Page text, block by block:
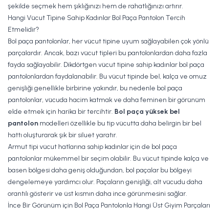
şekilde seçmek hem şıklığınızı hem de rahatlığınızı artırır.
Hangi Vücut Tipine Sahip Kadınlar Bol Paça Pantolon Tercih
Etmelidir?
Bol paça pantolonlar, her vücut tipine uyum sağlayabilen çok yönlü
parçalardır. Ancak, bazı vücut tipleri bu pantolonlardan daha fazla
fayda sağlayabilir. Dikdörtgen vücut tipine sahip kadınlar bol paça
pantolonlardan faydalanabilir. Bu vücut tipinde bel, kalça ve omuz
genişliği genellikle birbirine yakındır, bu nedenle bol paça
pantolonlar, vücuda hacim katmak ve daha feminen bir görünüm
elde etmek için harika bir tercihtir. Bol paça yüksek bel
pantolon modelleri özellikle bu tip vücutta daha belirgin bir bel
hattı oluşturarak şık bir siluet yaratır.
Armut tipi vücut hatlarına sahip kadınlar için de bol paça
pantolonlar mükemmel bir seçim olabilir. Bu vücut tipinde kalça ve
basen bölgesi daha geniş olduğundan, bol paçalar bu bölgeyi
dengelemeye yardımcı olur. Paçaların genişliği, alt vücudu daha
orantılı gösterir ve üst kısmın daha ince görünmesini sağlar.
İnce Bir Görünüm için Bol Paça Pantolonla Hangi Üst Giyim Parçaları